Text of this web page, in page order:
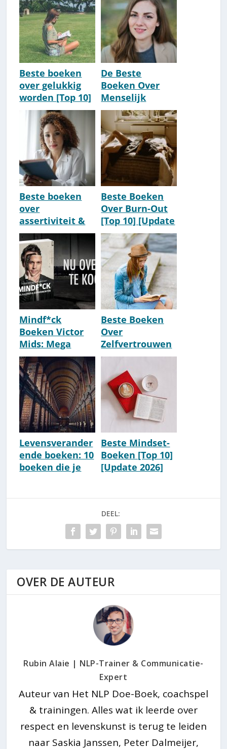
Beste boeken
over gelukkig
worden [Top 10]
De Beste
Boeken Over
Menselijk
Gedrag [Top 10]
[2026]
Beste boeken
over
assertiviteit &
opkomen voor
jezelf [Update
2026]
Beste Boeken
Over Burn-Out
[Top 10] [Update
2026]
Mindf*ck
Boeken Victor
Mids: Mega
Interessant!
Beste Boeken
Over
Zelfvertrouwen
[Top 10] [Update
2026]
Levensverander
ende boeken: 10
boeken die je
Beste Mindset-
Boeken [Top 10]
[Update 2026]
DEEL:
OVER DE AUTEUR
Rubin Alaie | NLP-Trainer & Communicatie-
Expert
Auteur van Het NLP Doe-Boek, coachspel
& trainingen. Alles wat ik leerde over
respect en levenskunst is terug te leiden
naar Saskia Janssen, Peter Dalmeijer,